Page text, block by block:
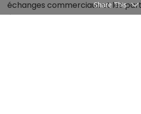
échanges commerciaux et les
économiques entre les
Share This